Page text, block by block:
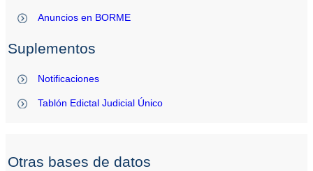
Anuncios en BORME
Suplementos
Notificaciones
Tablón Edictal Judicial Único
Otras bases de datos